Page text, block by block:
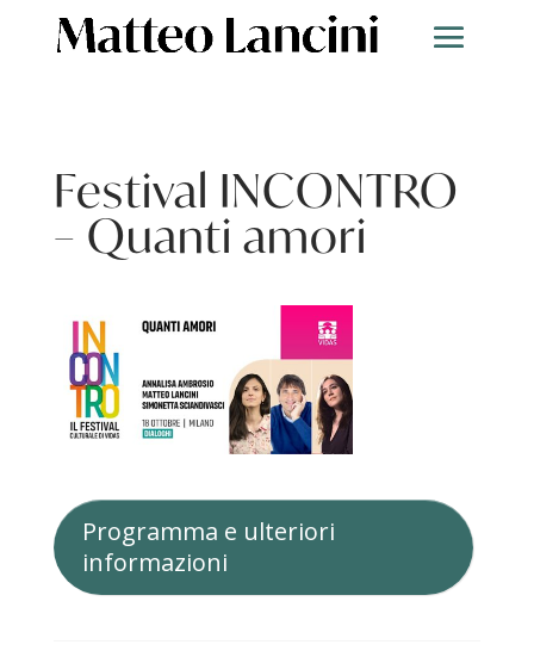
Festival INCONTRO
– Quanti amori
Programma e ulteriori
informazioni